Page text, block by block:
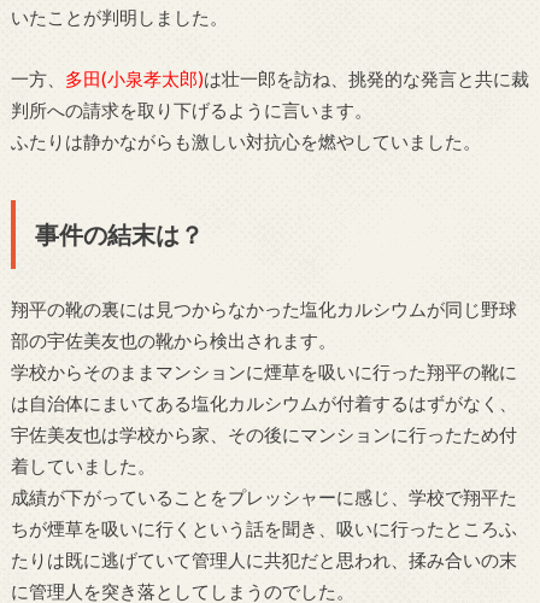
いたことが判明しました。
一方、 多田(小泉孝太郎)は壮一郎を訪ね、挑発的な発言と共に裁
判所への請求を取り下げるように言います。
ふたりは静かながらも激しい対抗心を燃やしていました。
事件の結末は？
翔平の靴の裏には見つからなかった塩化カルシウムが同じ野球
部の宇佐美友也の靴から検出されます。
学校からそのままマンションに煙草を吸いに行った翔平の靴に
は自治体にまいてある塩化カルシウムが付着するはずがなく、
宇佐美友也は学校から家、その後にマンションに行ったため付
着していました。
成績が下がっていることをプレッシャーに感じ、学校で翔平た
ちが煙草を吸いに行くという話を聞き、吸いに行ったところふ
たりは既に逃げていて管理人に共犯だと思われ、揉み合いの末
に管理人を突き落としてしまうのでした。